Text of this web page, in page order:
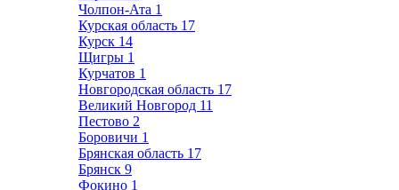
Чолпон-Ата 1
Курская область 17
Курск 14
Щигры 1
Курчатов 1
Новгородская область 17
Великий Новгород 11
Пестово 2
Боровичи 1
Брянская область 17
Брянск 9
Фокино 1